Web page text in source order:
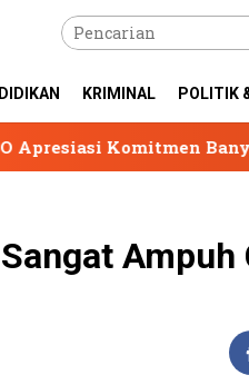
KRIMINAL POLITIK
Banyuwangi Menjaga
Ampuh